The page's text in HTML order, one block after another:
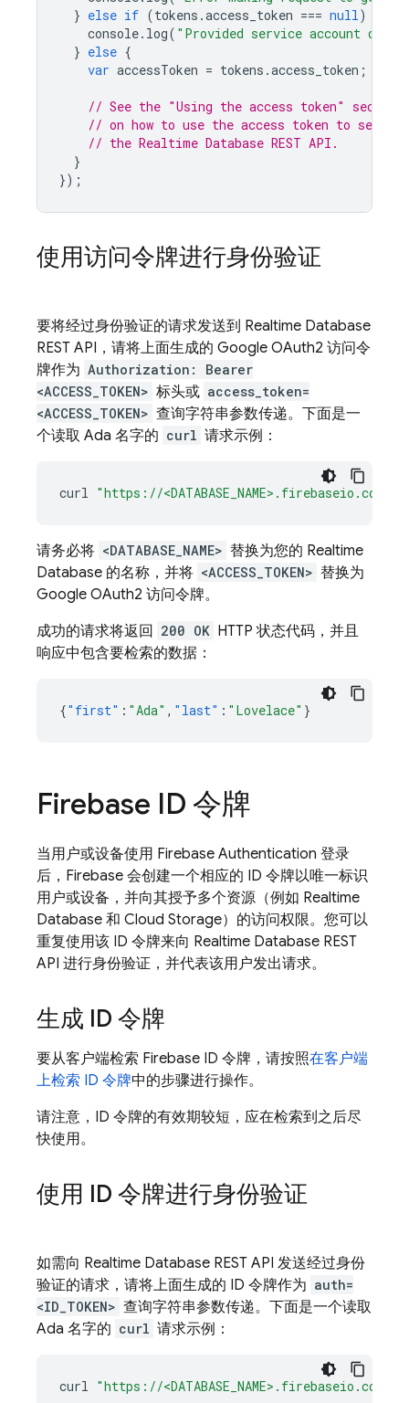
} else if (tokens .access_token === null)
console. log( "Provided service account does
} else {
var accessToken = tokens .access_token ;
// See the "Using the access token"
// on how to use the access token to send
// the Realtime Database REST API.
}
});
使用访问令牌进行身份验证
要将经过身份验证的请求发送到 Realtime Database
REST API，请将上面生成的 Google OAuth2 访问令
牌作为 Authorization: Bearer
<ACCESS_TOKEN> 标头或 access_token=
<ACCESS_TOKEN> 查询字符串参数传递。下面是一
个读取 Ada 名字的 curl 请求示例：
curl "https://<DATABASE_NAME>.firebaseio.com/
请务必将 <DATABASE_NAME> 替换为您的 Realtime
Database 的名称，并将 <ACCESS_TOKEN> 替换为
Google OAuth2 访问令牌。
成功的请求将返回
200 OK HTTP 状态代码，并且
响应中包含要检索的数据：
{"first" : "Ada" , "last" : "Lovelace" }
Firebase ID 令牌
当用户或设备使用 Firebase Authentication 登录
后，Firebase 会创建一个相应的 ID 令牌以唯一标识
用户或设备，并向其授予多个资源（例如 Realtime
Database 和 Cloud Storage）的访问权限。您可以
重复使用该 ID 令牌来向 Realtime Database REST
API 进行身份验证，并代表该用户发出请求。
生成 ID 令牌
要从客户端检索 Firebase ID 令牌，请按照在客户端
上检索 ID 令牌中的步骤进行操作。
请注意，ID 令牌的有效期较短，应在检索到之后尽
快使用。
使用 ID 令牌进行身份验证
如需向 Realtime Database REST API 发送经过身份
验证的请求，请将上面生成的 ID 令牌作为 auth=
<ID_TOKEN> 查询字符串参数传递。下面是一个读取
Ada 名字的 curl 请求示例：
curl "https://<DATABASE_NAME>.firebaseio.com/